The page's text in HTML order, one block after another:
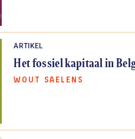
ARTIKEL
Het fossiel kapitaal in
WOUT SAELENS